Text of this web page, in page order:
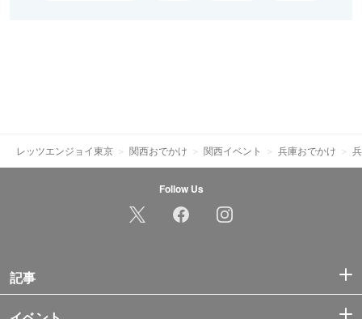
レッツエンジョイ東京 関西おでかけ 関西イベント 兵庫おでかけ
Follow Us
記事